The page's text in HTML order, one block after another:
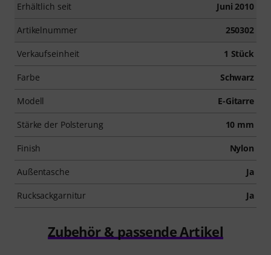
Erhältlich seit Juni 2010
Artikelnummer 250302
Verkaufseinheit 1 Stück
Farbe Schwarz
Modell E-Gitarre
Stärke der Polsterung 10 mm
Finish Nylon
Außentasche Ja
Rucksackgarnitur Ja
Zubehör & passende Artikel